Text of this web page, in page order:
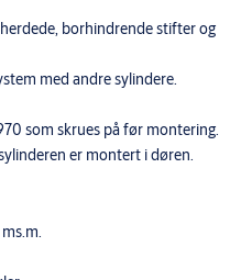
borhindrende stifter og
med andre sylindere.
som skrues på før montering.
er montert i døren.